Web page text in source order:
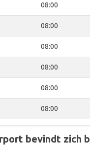
08:00
08:00
08:00
08:00
08:00
08:00
bevindt zich